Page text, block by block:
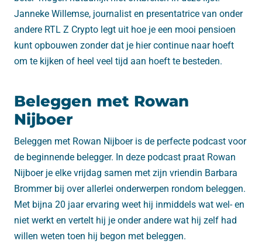
Janneke Willemse, journalist en presentatrice van onder
andere RTL Z Crypto legt uit hoe je een mooi pensioen
kunt opbouwen zonder dat je hier continue naar hoeft
om te kijken of heel veel tijd aan hoeft te besteden.
Beleggen met Rowan
Nijboer
Beleggen met Rowan Nijboer is de perfecte podcast voor
de beginnende belegger. In deze podcast praat Rowan
Nijboer je elke vrijdag samen met zijn vriendin Barbara
Brommer bij over allerlei onderwerpen rondom beleggen.
Met bijna 20 jaar ervaring weet hij inmiddels wat wel- en
niet werkt en vertelt hij je onder andere wat hij zelf had
willen weten toen hij begon met beleggen.